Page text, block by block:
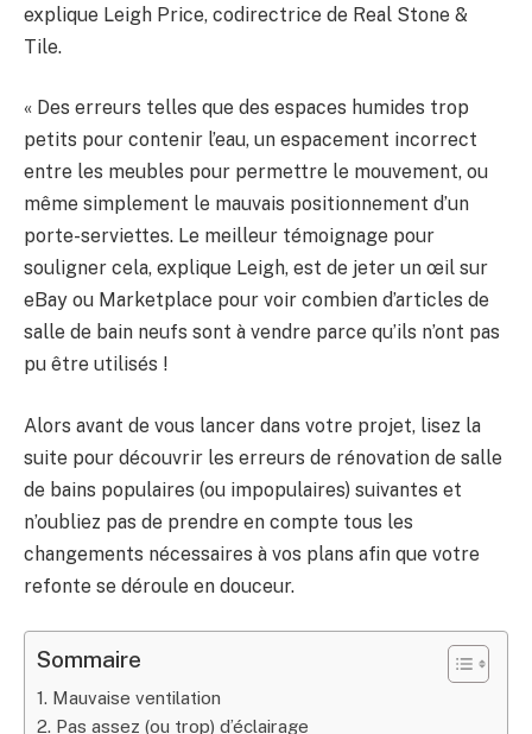
explique Leigh Price, codirectrice de Real Stone &
Tile.
« Des erreurs telles que des espaces humides trop
petits pour contenir l’eau, un espacement incorrect
entre les meubles pour permettre le mouvement, ou
même simplement le mauvais positionnement d’un
porte-serviettes. Le meilleur témoignage pour
souligner cela, explique Leigh, est de jeter un œil sur
eBay ou Marketplace pour voir combien d’articles de
salle de bain neufs sont à vendre parce qu’ils n’ont pas
pu être utilisés !
Alors avant de vous lancer dans votre projet, lisez la
suite pour découvrir les erreurs de rénovation de salle
de bains populaires (ou impopulaires) suivantes et
n’oubliez pas de prendre en compte tous les
changements nécessaires à vos plans afin que votre
refonte se déroule en douceur.
Sommaire
1. Mauvaise ventilation
2. Pas assez (ou trop) d’éclairage